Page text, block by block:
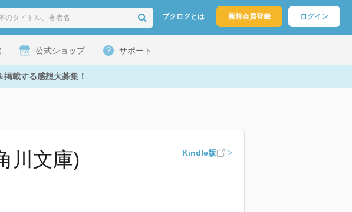
ブクログとは 新規会員登録 ログイン
公式ショップ サポート
掲載する感想大募集！
川文庫) Kindle版